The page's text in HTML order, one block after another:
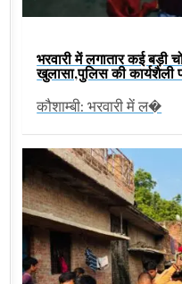
भरवारी में लगातार कई बड़ी
खुलासा,पुलिस की कार्यशैली
कौशाम्बी: भरवारी में ल�